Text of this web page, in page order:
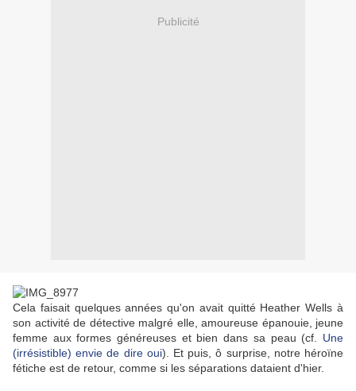
Publicité
Cela faisait quelques années qu'on avait quitté Heather Wells à
son activité de détective malgré elle, amoureuse épanouie, jeune
femme aux formes généreuses et bien dans sa peau (cf. Une
(irrésistible) envie de dire oui). Et puis, ô surprise, notre héroïne
fétiche est de retour, comme si les séparations dataient d'hier.